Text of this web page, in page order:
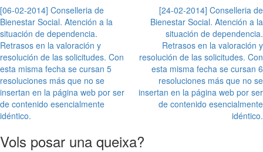
Post
navigation
[06-02-2014] Conselleria de
Bienestar Social. Atención a la
situación de dependencia.
Retrasos en la valoración y
resolución de las solicitudes. Con
esta misma fecha se cursan 5
resoluciones más que no se
insertan en la página web por ser
de contenido esencialmente
idéntico.
[24-02-2014] Conselleria de
Bienestar Social. Atención a la
situación de dependencia.
Retrasos en la valoración y
resolución de las solicitudes. Con
esta misma fecha se cursan 6
resoluciones más que no se
insertan en la página web por ser
de contenido esencialmente
idéntico.
Vols posar una queixa?